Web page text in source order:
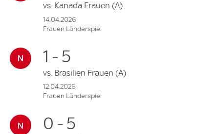
vs. Kanada Frauen (A)
14.04.2026
Frauen Länderspiel
1 - 5
vs. Brasilien Frauen (A)
12.04.2026
Frauen Länderspiel
0 - 5